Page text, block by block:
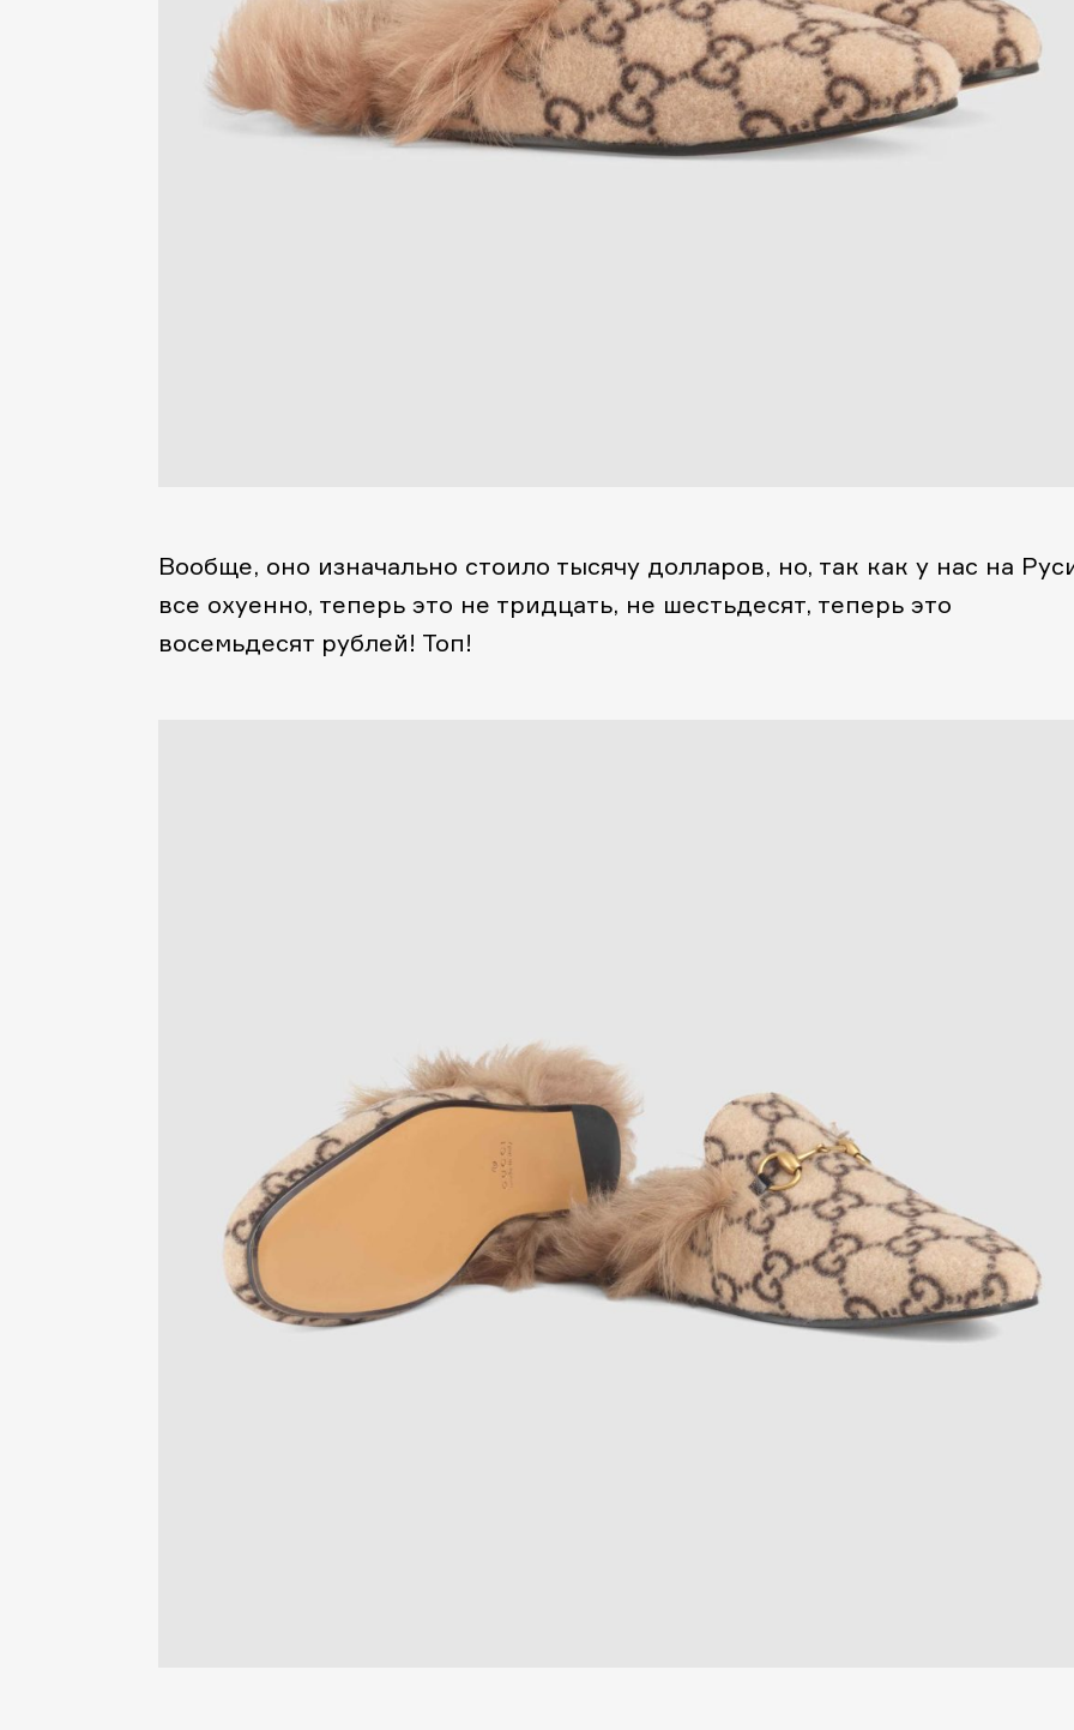
Вообще, оно изначально стоило тысячу долларов, но, так как у нас на
все охуенно, теперь это не тридцать, не шестьдесят, теперь это
восемьдесят рублей! Топ!